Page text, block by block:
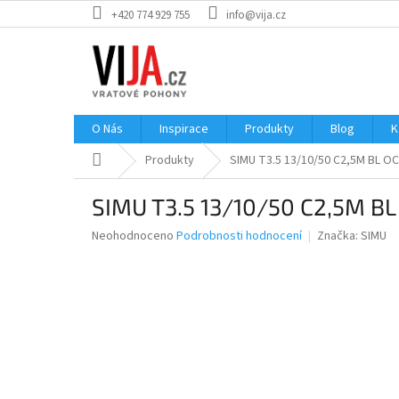
na
+420 774 929 755 info@vija.cz
O Nás Inspirace Produkty Blog
Domů Produkty SIMU T3.5 13/10/50 C2,5M BL
SIMU T3.5 13/10/50 C2,5M
Průměrné
Neohodnoceno Podrobnosti hodnocení Značka: SIMU